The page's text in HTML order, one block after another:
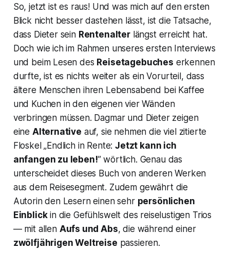
So, jetzt ist es raus! Und was mich auf den ersten
Blick nicht besser dastehen lässt, ist die Tatsache,
dass Dieter sein Rentenalterlängst erreicht hat.
Doch wie ich im Rahmen unseres ersten Interviews
und beim Lesen des Reisetagebuches erkennen
durfte, ist es nichts weiter als ein Vorurteil, dass
ältere Menschen ihren Lebensabend bei Kaffee
und Kuchen in den eigenen vier Wänden
verbringen müssen. Dagmar und Dieter zeigen
eine Alternative auf, sie nehmen die viel zitierte
Floskel „Endlich in Rente:Jetzt kann ich
anfangen zu leben!” wörtlich. Genau das
unterscheidet dieses Buch von anderen Werken
aus dem Reisesegment. Zudem gewährt die
Autorin den Lesern einen sehr persönlichen
Einblickin die Gefühlswelt des reiselustigen Trios
— mit allen Aufs und Abs, die während einer
zwölfjährigen Weltreise passieren.